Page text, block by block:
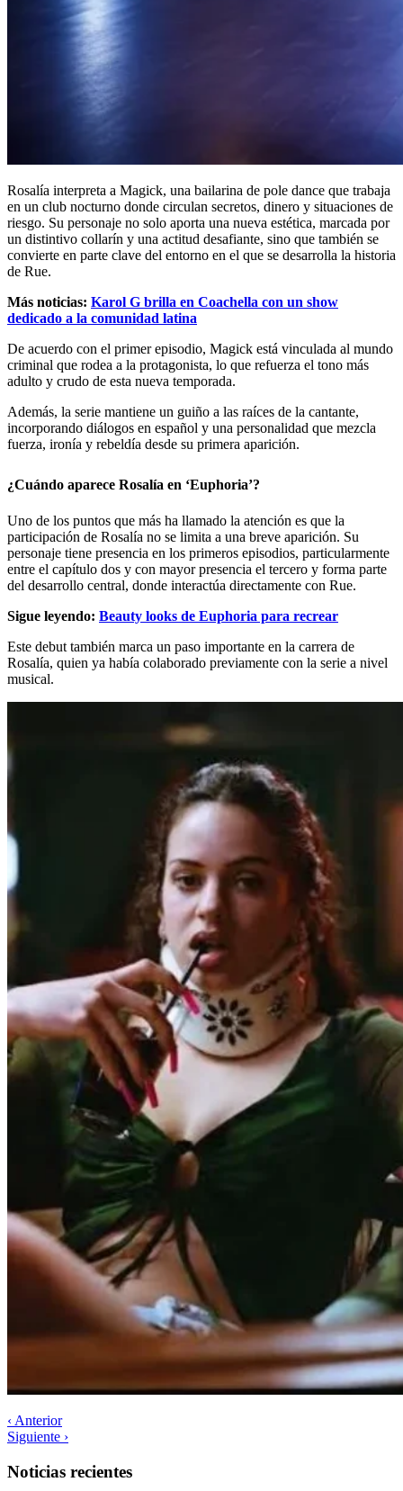
Rosalía interpreta a Magick, una bailarina de pole dance que trabaja
en un club nocturno donde circulan secretos, dinero y situaciones de
riesgo. Su personaje no solo aporta una nueva estética, marcada por
un distintivo collarín y una actitud desafiante, sino que también se
convierte en parte clave del entorno en el que se desarrolla la historia
de Rue.
Más noticias: Karol G brilla en Coachella con un show
dedicado a la comunidad latina
De acuerdo con el primer episodio, Magick está vinculada al mundo
criminal que rodea a la protagonista, lo que refuerza el tono más
adulto y crudo de esta nueva temporada.
Además, la serie mantiene un guiño a las raíces de la cantante,
incorporando diálogos en español y una personalidad que mezcla
fuerza, ironía y rebeldía desde su primera aparición.
¿Cuándo aparece Rosalía en ‘Euphoria’?
Uno de los puntos que más ha llamado la atención es que la
participación de Rosalía no se limita a una breve aparición. Su
personaje tiene presencia en los primeros episodios, particularmente
entre el capítulo dos y con mayor presencia el tercero y forma parte
del desarrollo central, donde interactúa directamente con Rue.
Sigue leyendo: Beauty looks de Euphoria para recrear
Este debut también marca un paso importante en la carrera de
Rosalía, quien ya había colaborado previamente con la serie a nivel
musical.
‹ Anterior
Siguiente ›
Noticias recientes